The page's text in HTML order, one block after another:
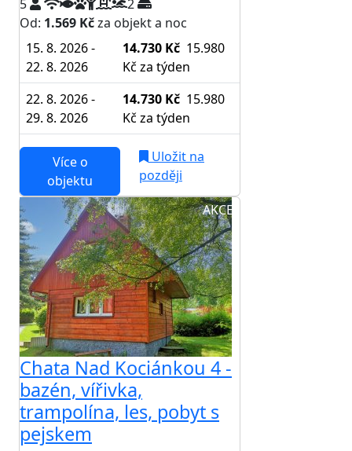
5
2
Od: 1.569 Kčza objekt a noc
15. 8. 2026 -
22. 8. 2026
14.730 Kč 15.980
Kč za týden
22. 8. 2026 -
29. 8. 2026
14.730 Kč 15.980
Kč za týden
Více o
objektu
Uložit na
později
AKCE
Chata Nad Kociánkou 4 -
bazén, vířivka,
trampolína, les, pobyt s
pejskem